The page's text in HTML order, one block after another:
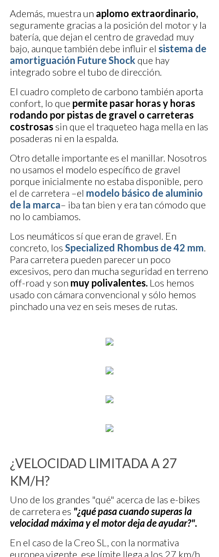
Además, muestra un aplomo extraordinario,
seguramente gracias a la posición del motor y la
batería, que dejan el centro de gravedad muy
bajo, aunque también debe influir el sistema de
amortiguación Future Shock que hay
integrado sobre el tubo de dirección.
El cuadro completo de carbono también aporta
confort, lo que permite pasar horas y horas
rodando por pistas de gravel o carreteras
costrosas sin que el traqueteo haga mella en las
posaderas ni en la espalda.
Otro detalle importante es el manillar. Nosotros
no usamos el modelo específico de gravel
porque inicialmente no estaba disponible, pero
el de carretera –el modelo básico de aluminio
de la marca– iba tan bien y era tan cómodo que
no lo cambiamos.
Los neumáticos sí que eran de gravel. En
concreto, los Specialized Rhombus de 42 mm
Para carretera pueden parecer un poco
excesivos, pero dan mucha seguridad en terreno
off-road y son muy polivalentes. Los hemos
usado con cámara convencional y sólo hemos
pinchado una vez en seis meses de rutas.
¿VELOCIDAD LIMITADA A 27
KM/H?
Uno de los grandes "qué" acerca de las e-bikes
de carretera es "¿qué pasa cuando superas la
velocidad máxima y el motor deja de ayudar?".
En el caso de la Creo SL, con la normativa
europea vigente, ese límite llega a los 27 km/h.